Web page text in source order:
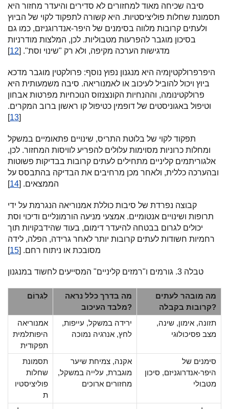
סיבה שכיחה מאוד למחזורים לא סדירים והיעדר מחזור היא
תסמונת שחלות פוליציסטיות. היא קשורה לתפקוד לקוי של הביוץ
ולעתים קרובות מלווה בסימנים של היפר-אנדרוגניזם, כמו גם
בסיכון מוגבר להפרעות מטבוליות. לכן, המלצות מודרניות
מדגישות הערכה מקיפה, ולא רק "שינוי וסת". [12
]
היפרפרולקטיןמיה היא מנגנון נפוץ נוסף: פרולקטין מוגבר מדכא
ביוץ ויכול להוביל לעיכוב או לאמנוריאה. סיבה משמעותית היא
פרולקטינומה, וההנחיות הקונצנזוס הנוכחיות מפרטות אבחון
וטיפול באגוניסטים של דופמין כטיפול קו ראשון ברוב המקרים.
[
13
]
תפקוד לקוי של בלוטת התריס, שינויים פתאומיים במשקל
ומחלות כרוניות מסוימות עלולים להפריע לוויסות המחזור. לכן,
אלגוריתמים קליניים מתחילים לעתים קרובות בבדיקות פשוטות
ובהערכה כללית, ולאחר מכן מרחיבים את הבדיקה בהתבסס על
הממצאים. [14
]
קבוצה נפרדת של סיבות כוללת אמנוריאה הנגרמת על ידי
תרופות ושינויים אנטומיים. אמצעי מניעה הורמונליים ודיכוי וסת
יכולים לגרום בבטחה להיעדר דימום, בעוד שהידבקויות תוך
רחמיות חשודות לעתים קרובות יותר לאחר גרידה, הפלה, לידה
מסובכת או ניתוח רחם. [15
]
טבלה 3. גורמים ו"רמזים קליניים" המסייעים לחשוד במנגנון
לִגרוֹם
מה בדרך כלל נראה
מלבד העיכוב?
מה מובהר לעתים
קרובות בקבלה?
אמנוריאה
היפותלמית
תפקודית
ירידה במשקל, עייפות,
לחץ, אנרגיה נמוכה
תזונה, אימון, שינה,
מצב פסיכולוגי
תסמונת
שחלות
פוליציסטיו
ת
אקנה, צמיחת שיער
מוגברת, עלייה במשקל,
מחזורים ארוכים
סימנים של
היפר-אנדרוגניזם, סיכון
מטבולי